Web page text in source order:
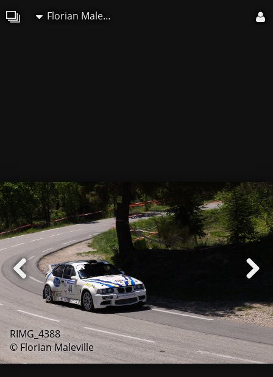
Florian Maleville
RIMG_4388
© Florian Maleville